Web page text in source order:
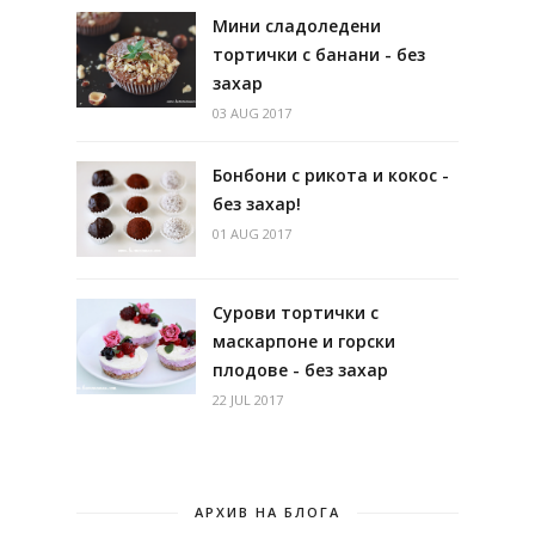
Мини сладоледени
тортички с банани - без
захар
03 AUG 2017
Бонбони с рикота и кокос -
без захар!
01 AUG 2017
Сурови тортички с
маскарпоне и горски
плодове - без захар
22 JUL 2017
АРХИВ НА БЛОГА